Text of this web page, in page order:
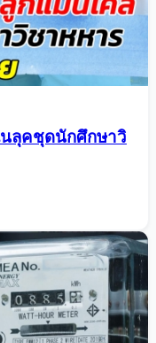
นลุคชุดนักศึกษาวิ